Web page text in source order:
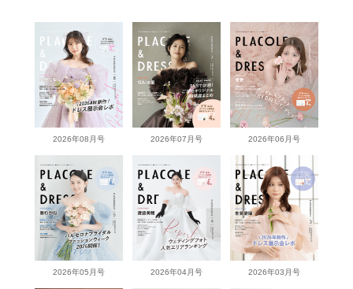
2026年08月号 2026年07月号 2026年06月号
2026年05月号 2026年04月号 2026年03月号